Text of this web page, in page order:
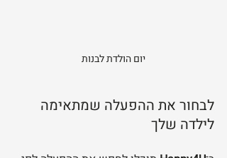
יום הולדת לבנות
לבחור את ההפעלה שמתאימה
לילדה שלך